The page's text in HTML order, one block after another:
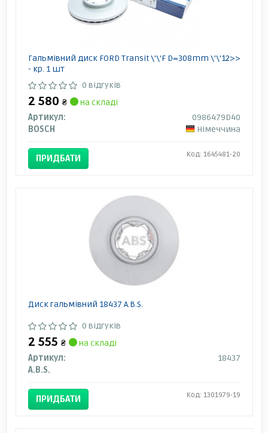
Гальмівний диск FORD Transit \'\'F D=308mm \'\'12>>
- кр. 1 шт
0 відгуків
2 580 ₴
на складі
Артикул:
0986479D40
BOSCH
Німеччина
ПРИДБАТИ Код: 1645481-20
Диск гальмівний 18437 A.B.S.
0 відгуків
2 555 ₴
на складі
Артикул:
18437
A.B.S.
ПРИДБАТИ Код: 1301979-19